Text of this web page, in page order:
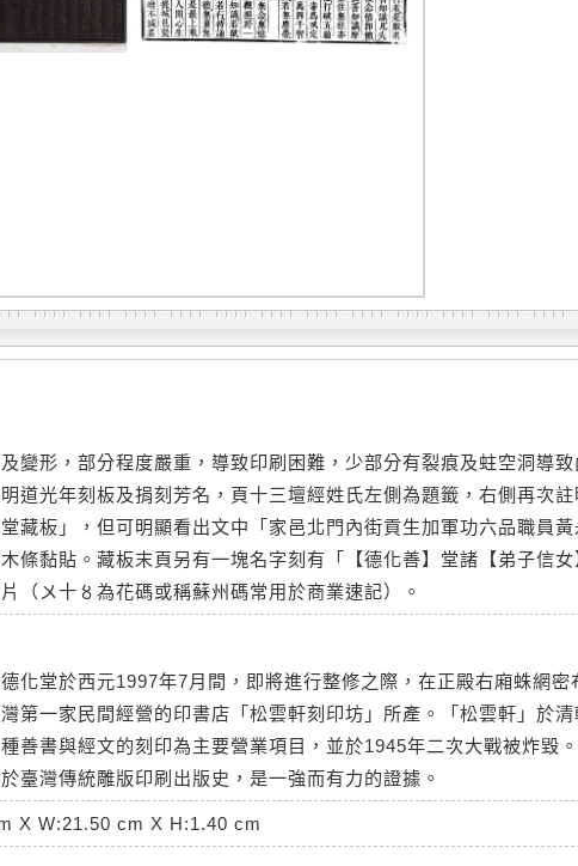
變形，部分程度嚴重，導致印刷困難，少部分有裂痕及蛀空洞導
道光年刻板及捐刻芳名，頁十三壇經姓氏左側為題籤，右側再次
藏板」，但可明顯看出文中「家邑北門內街貢生加軍功六品職員
條黏貼。藏板末頁另有一塊名字刻有「【德化善】堂諸【弟子信
（〤十〥為花碼或稱蘇州碼常用於商業速記）。
化堂於西元1997年7月間，即將進行整修之際，在正殿右廂蛛網
第一家民間經營的印書店「松雲軒刻印坊」所產。「松雲軒」於
善書與經文的刻印為主要營業項目，並於1945年二次大戰被炸毀
臺灣傳統雕版印刷出版史，是一強而有力的證據。
X W:21.50 cm X H:1.40 cm